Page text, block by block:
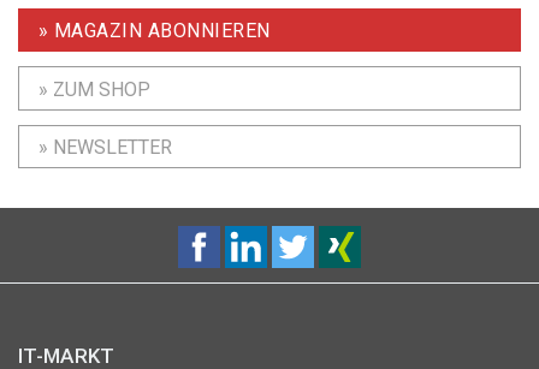
» MAGAZIN ABONNIEREN
» ZUM SHOP
» NEWSLETTER
IT-MARKT